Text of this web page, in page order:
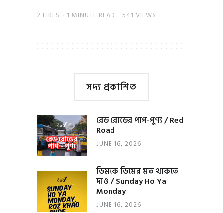
2 LIKES 1 MINUTE READ 541 VIEWS
সদ্য প্রকাশিত
রেড রোডের পাপ-পুণ্য / Red
Road
JUNE 16, 2026
ডিমকে ডিমের মত থাকতে
দাও / Sunday Ho Ya
Monday
JUNE 16, 2026